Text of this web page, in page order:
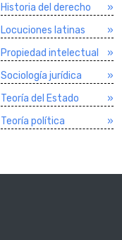
Historia del derecho
»
Locuciones latinas
»
Propiedad intelectual
»
Sociologí­a jurí­dica
»
Teorí­a del Estado
»
Teorí­a polí­tica
»